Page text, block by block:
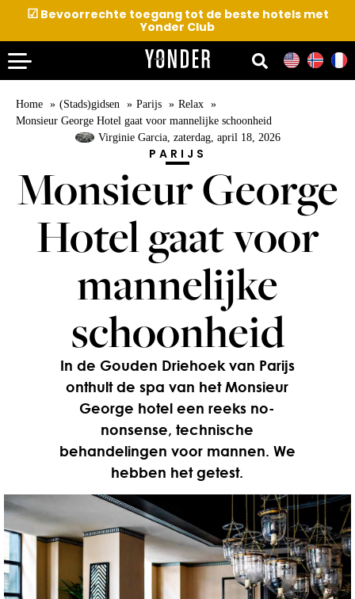
☑Bevoorrechte toegang tot de beste hotels met
Yonder Club
Home (Stads)gidsen Parijs
Relax
Monsieur George Hotel gaat voor mannelijke schoonheid
Virginie Garcia, zaterdag, april 18, 2026
PARIJS
Monsieur George
Hotel gaat voor
mannelijke
schoonheid
In de Gouden Driehoek van Parijs
onthult de spa van het Monsieur
George hotel een reeks no-
nonsense, technische
behandelingen voor mannen. We
hebben het getest.